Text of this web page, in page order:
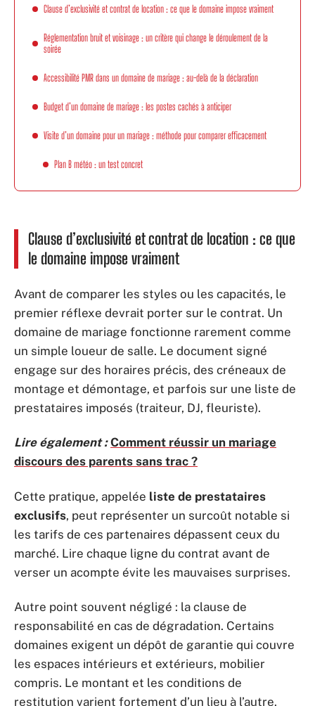
Clause d’exclusivité et contrat de location : ce que le domaine impose vraiment
Réglementation bruit et voisinage : un critère qui change le déroulement de la
soirée
Accessibilité PMR dans un domaine de mariage : au-delà de la déclaration
Budget d’un domaine de mariage : les postes cachés à anticiper
Visite d’un domaine pour un mariage : méthode pour comparer efficacement
Plan B météo : un test concret
Clause d’exclusivité et contrat de location : ce que
le domaine impose vraiment
Avant de comparer les styles ou les capacités, le
premier réflexe devrait porter sur le contrat. Un
domaine de mariage fonctionne rarement comme
un simple loueur de salle. Le document signé
engage sur des horaires précis, des créneaux de
montage et démontage, et parfois sur une liste de
prestataires imposés (traiteur, DJ, fleuriste).
Lire également : Comment réussir un mariage
discours des parents sans trac ?
Cette pratique, appelée liste de prestataires
exclusifs, peut représenter un surcoût notable si
les tarifs de ces partenaires dépassent ceux du
marché. Lire chaque ligne du contrat avant de
verser un acompte évite les mauvaises surprises.
Autre point souvent négligé : la clause de
responsabilité en cas de dégradation. Certains
domaines exigent un dépôt de garantie qui couvre
les espaces intérieurs et extérieurs, mobilier
compris. Le montant et les conditions de
restitution varient fortement d’un lieu à l’autre.